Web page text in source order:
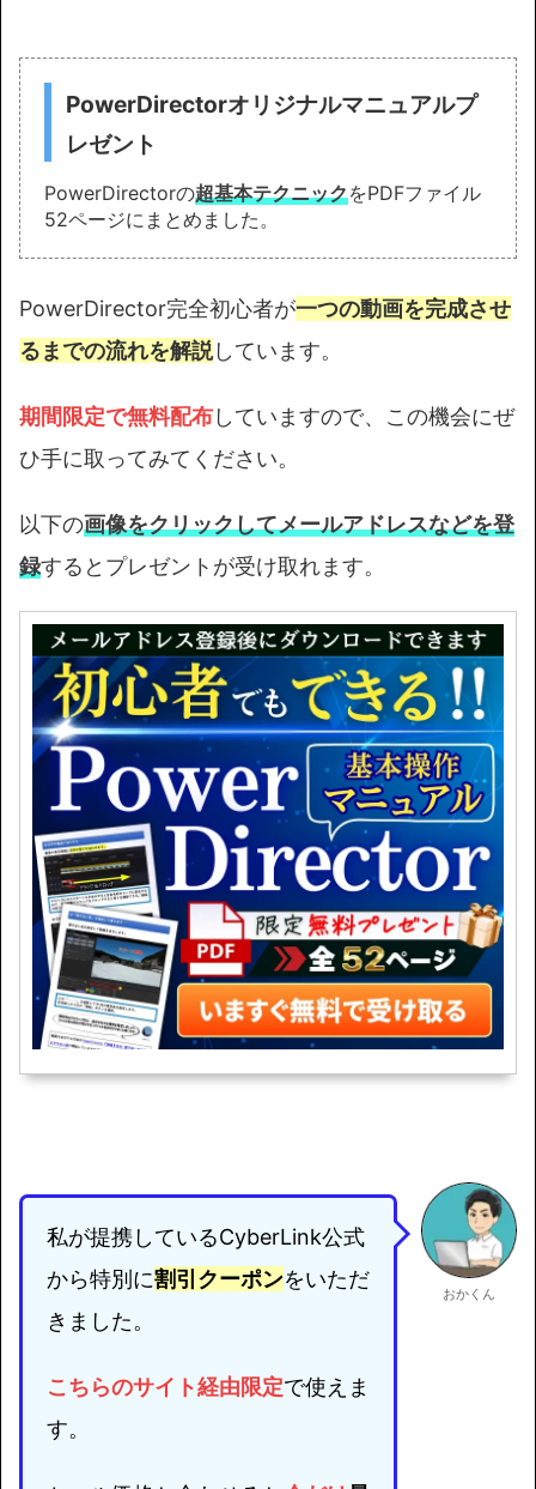
PowerDirectorオリジナルマニュアルプ
レゼント
PowerDirectorの超基本テクニックをPDFファイル
52ページにまとめました。
PowerDirector完全初心者が一つの動画を完成させ
るまでの流れを解説しています。
期間限定で無料配布していますので、この機会にぜ
ひ手に取ってみてください。
以下の画像をクリックしてメールアドレスなどを登
録するとプレゼントが受け取れます。
私が提携しているCyberLink公式
から特別に割引クーポンをいただ
きました。
こちらのサイト経由限定で使えま
す。
おかくん